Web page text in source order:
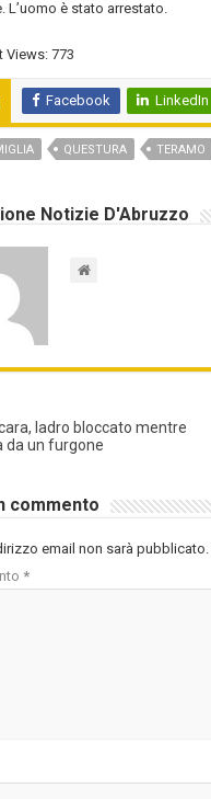
L’uomo è stato arrestato.
Views:773
Facebook LinkedIn
QUESTURA TERAMO
Notizie D'Abruzzo
ladro bloccato mentre
da un furgone
commento
email non sarà pubblicato.
*